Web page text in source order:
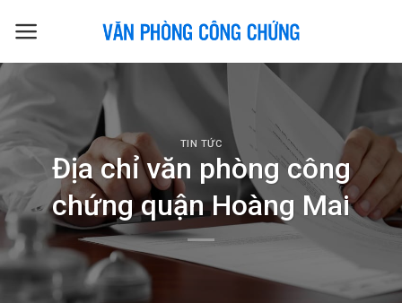
TIN TỨC
Địa chỉ văn phòng công
chứng quận Hoàng Mai